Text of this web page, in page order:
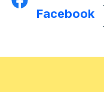
Facebook